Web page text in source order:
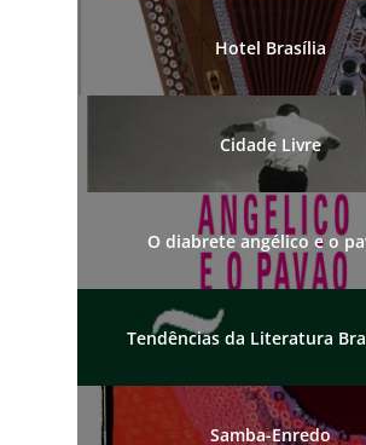
Hotel Brasília
Cidade Livre
O diabrete angélico e o
Tendências da Literatura
Samba-Enredo